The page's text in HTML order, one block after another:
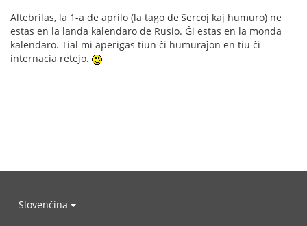
Altebrilas, la 1-a de aprilo (la tago de ŝercoj kaj humuro) ne
estas en la landa kalendaro de Rusio. Ĝi estas en la monda
kalendaro. Tial mi aperigas tiun ĉi humuraĵon en tiu ĉi
internacia retejo.
Slovenčina